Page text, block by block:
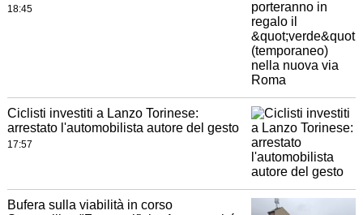
18:45
Ciclisti investiti a Lanzo Torinese:
arrestato l'automobilista autore del gesto
17:57
Bufera sulla viabilità in corso